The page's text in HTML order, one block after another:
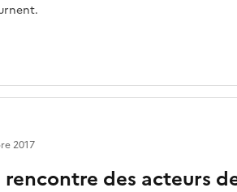
rencontre des acteurs
2017